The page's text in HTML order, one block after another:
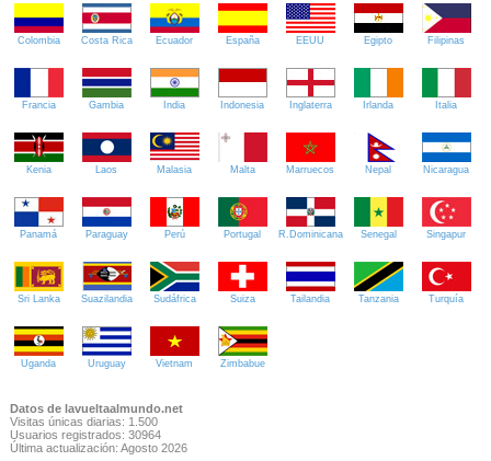
Colombia Costa Rica Ecuador España EEUU Egipto Filipinas
Francia Gambia India Indonesia Inglaterra Irlanda Italia
Kenia Laos Malasia Malta Marruecos Nepal Nicaragua
Panamá Paraguay Perú Portugal R.Dominicana Senegal Singapur
Sri Lanka Suazilandia Sudáfrica Suiza Tailandia Tanzania Turquía
Uganda Uruguay Vietnam Zimbabue
Datos de lavueltaalmundo.net
Visitas únicas diarias: 1.500
Usuarios registrados: 30964
Última actualización: Agosto 2026